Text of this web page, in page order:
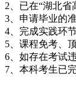
2、已在“湖北省
3、申请毕业的
4、完成实践环
5、课程免考、
6、如存在考试
7、本科考生已